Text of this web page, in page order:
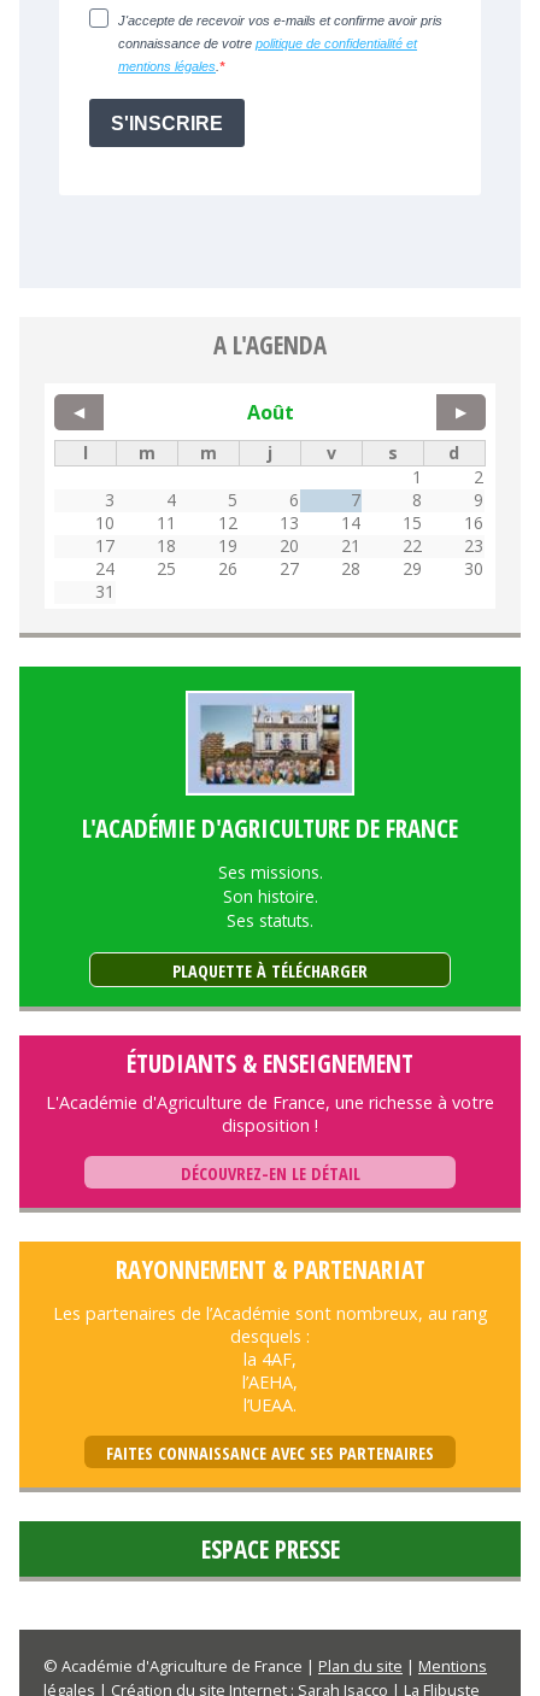
A L'AGENDA
Août
◀ ▶
l m m j v s
d
1
2
3
4 5 6 7 8
9
10
11 12 13 14 15
16
17
18 19 20 21 22
23
24
25 26 27 28 29
30
31
L'ACADÉMIE D'AGRICULTURE DE FRANCE
Ses missions.
Son histoire.
Ses statuts.
PLAQUETTE À TÉLÉCHARGER
ÉTUDIANTS & ENSEIGNEMENT
L'Académie d'Agriculture de France, une richesse à votre
disposition !
DÉCOUVREZ-EN LE DÉTAIL
RAYONNEMENT & PARTENARIAT
Les partenaires de l’Académie sont nombreux, au rang
desquels :
la 4AF,
l’AEHA,
l’UEAA.
FAITES CONNAISSANCE AVEC SES PARTENAIRES
ESPACE PRESSE
© Académie d'Agriculture de France | Plan du site | Mentions
légales | Création du site Internet : Sarah Isacco | La Flibuste